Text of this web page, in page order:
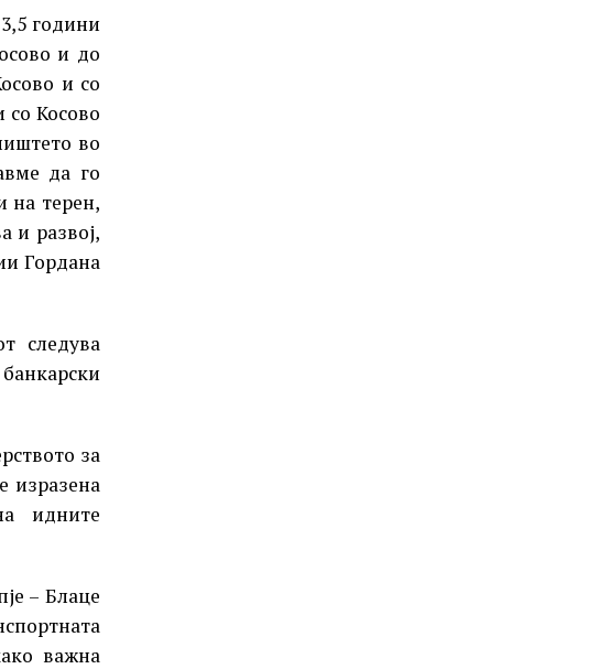
години
и до
и со
Косово
во
да го
на терен,
и развој,
Гордана
следува
за
изразена
идните
– Блаце
важна